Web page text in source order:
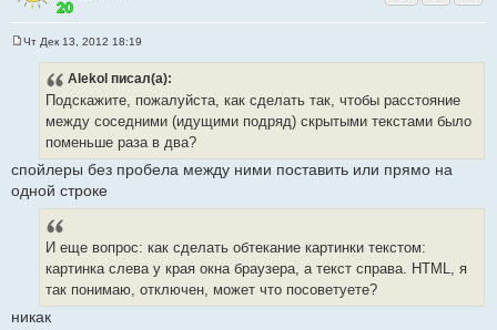
Чт Дек 13, 2012 18:19
Alekol писал(а):
Подскажите, пожалуйста, как сделать так, чтобы расстояние
между соседними (идущими подряд) скрытыми текстами было
поменьше раза в два?
спойлеры без пробела между ними поставить или прямо на
одной строке
И еще вопрос: как сделать обтекание картинки текстом:
картинка слева у края окна браузера, а текст справа. HTML, я
так понимаю, отключен, может что посоветуете?
никак